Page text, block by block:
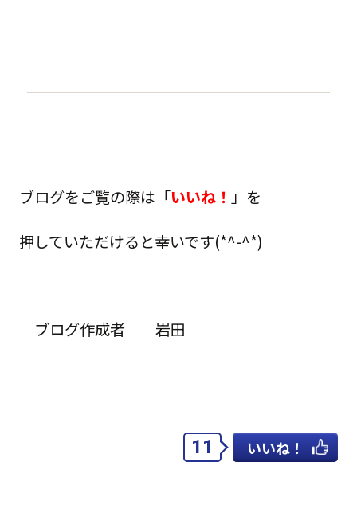
ブログをご覧の際は「いいね！ 」を
押していただけると幸いです(*^-^*)
ブログ作成者 岩田
11 いいね！